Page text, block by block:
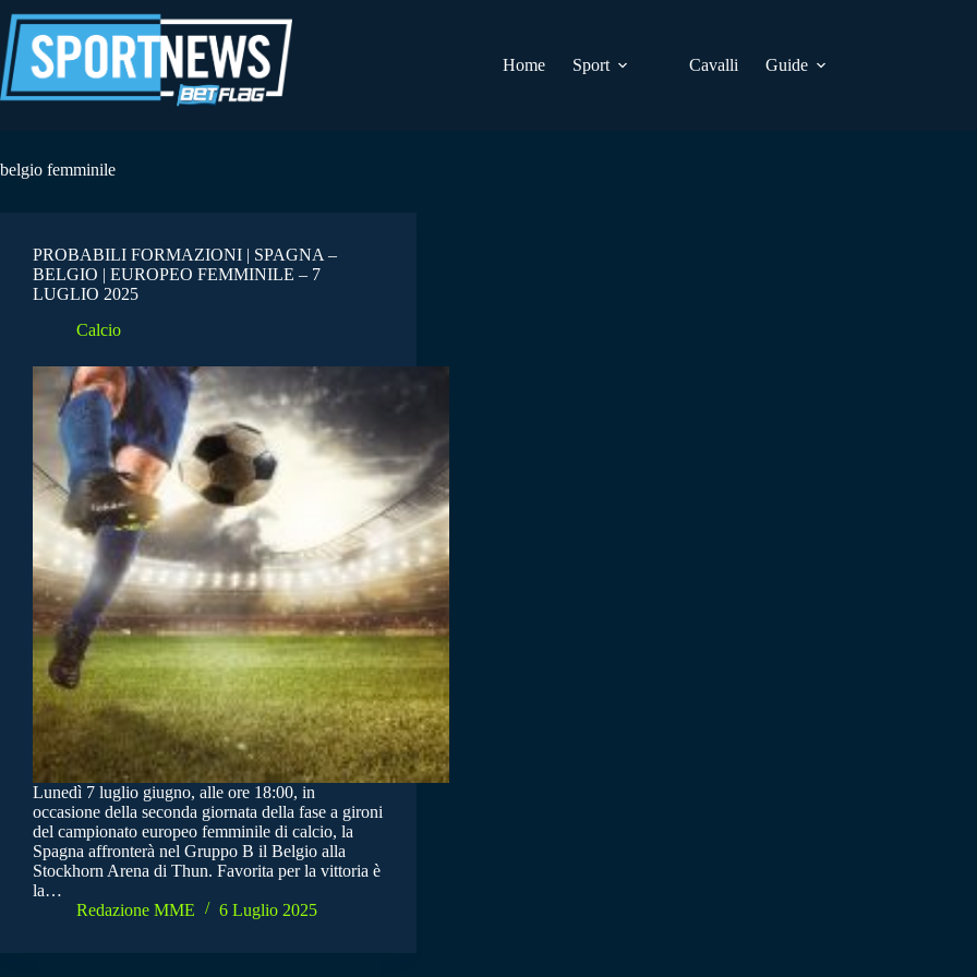
al
contenuto
Home
Sport Cavalli Guide
belgio femminile
PROBABILI FORMAZIONI | SPAGNA –
BELGIO | EUROPEO FEMMINILE – 7
LUGLIO 2025
Calcio
Lunedì 7 luglio giugno, alle ore 18:00, in
occasione della seconda giornata della fase a gironi
del campionato europeo femminile di calcio, la
Spagna affronterà nel Gruppo B il Belgio alla
Stockhorn Arena di Thun. Favorita per la vittoria è
la…
Redazione MME
6 Luglio 2025